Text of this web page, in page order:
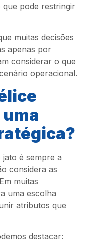
que pode restringir
muitas decisões
apenas por
considerar o que
operacional.
jato é sempre a
considera as
muitas
uma escolha
atributos que
destacar: